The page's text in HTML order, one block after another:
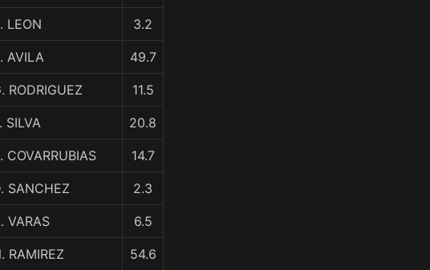
LEON 3.2
AVILA 49.7
RODRIGUEZ 11.5
SILVA 20.8
COVARRUBIAS 14.7
SANCHEZ 2.3
VARAS 6.5
RAMIREZ 54.6